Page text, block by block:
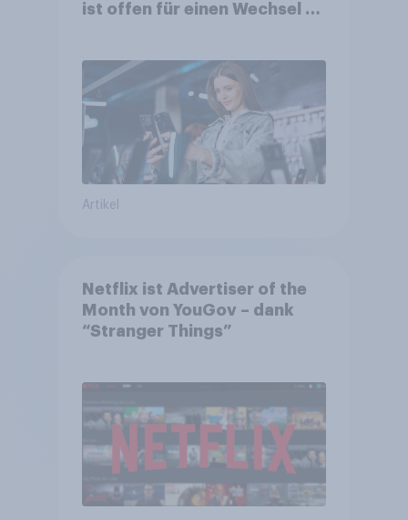
ist offen für einen Wechsel –
Artikel
Netflix ist Advertiser of the
Month von YouGov – dank
“Stranger Things”